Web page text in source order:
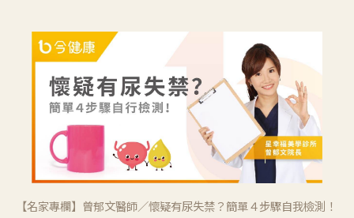
【名家專欄】曾郁文醫師／懷疑有尿失禁？簡單４步驟自我檢測！